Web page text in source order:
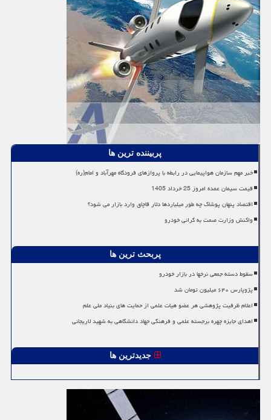
پربیننده ترین ها
خبر مهم سازمان هواپیمایی در رابطه با پروازهای فرودگاه مهرآباد و امام(ره)
قیمت سیمان عمده امروز 25 خرداد 1405
اقتصاد پنهان پوشاک چه طور میلیاردها دلار قاچاق وارد بازار می شود؟
واکنش وزارت صمت به گرانی خودرو
پربحث ترین ها
سقوط دسته جمعی نرخها در بازار خودرو
پژوپارس ۶۴۰ میلیون تومان شد
اعلام ظرفیت پژوهشی هر عضو هیات علمی از حمایت های بنیاد ملی علم
اهدای جایزه چهره برجسته علمی و فرهنگی جهاد دانشگاهی به شهید لاریجانی
جدیدترین ها